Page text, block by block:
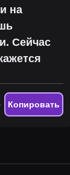
на
Сейчас
Копировать